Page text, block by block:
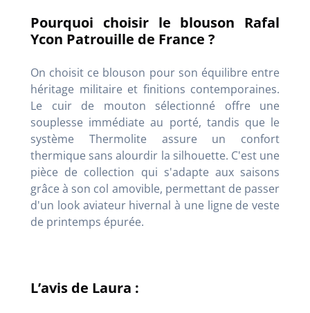
Pourquoi choisir le blouson Rafal
Ycon Patrouille de France ?
On choisit ce blouson pour son équilibre entre
héritage militaire et finitions contemporaines.
Le cuir de mouton sélectionné offre une
souplesse immédiate au porté, tandis que le
système Thermolite assure un confort
thermique sans alourdir la silhouette. C'est une
pièce de collection qui s'adapte aux saisons
grâce à son col amovible, permettant de passer
d'un look aviateur hivernal à une ligne de veste
de printemps épurée.
L’avis de Laura :